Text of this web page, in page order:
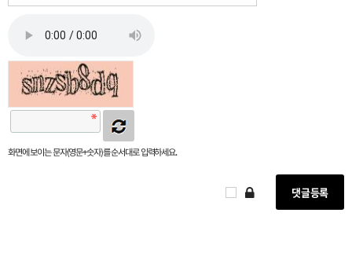
화면에 보이는 문자(영문+숫자)를 순서대로 입력하세요.